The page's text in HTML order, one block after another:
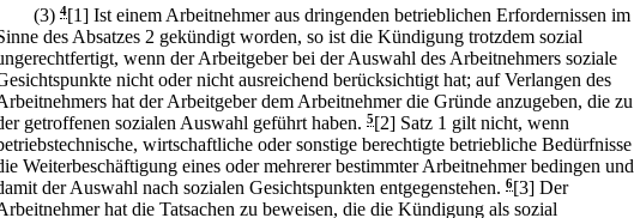
(3) 4[1] Ist einem Arbeitnehmer aus dringenden betrieblichen Erfordernissen im
des Absatzes 2 gekündigt worden, so ist die Kündigung trotzdem sozial
wenn der Arbeitgeber bei der Auswahl des Arbeitnehmers soziale
nicht oder nicht ausreichend berücksichtigt hat; auf Verlangen des
hat der Arbeitgeber dem Arbeitnehmer die Gründe anzugeben, die zu
getroffenen sozialen Auswahl geführt haben. 5[2] Satz 1 gilt nicht, wenn
wirtschaftliche oder sonstige berechtigte betriebliche Bedürfnisse
Weiterbeschäftigung eines oder mehrerer bestimmter Arbeitnehmer bedingen und
der Auswahl nach sozialen Gesichtspunkten entgegenstehen. 6[3] Der
hat die Tatsachen zu beweisen, die die Kündigung als sozial